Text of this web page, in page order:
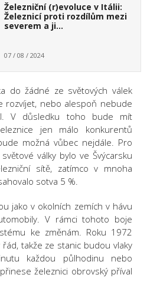
Železniční (r)evoluce v Itálii:
Železnicí proti rozdílům mezi
severem a ji…
07 / 08 / 2024
do žádné ze světových válek
rozvíjet, nebo alespoň nebude
V důsledku toho bude mít
jen málo konkurentů
možná vůbec nejdále. Pro
války bylo ve Švýcarsku
sítě, zatímco v mnoha
sotva 5 %.
jako v okolních zemích v hávu
V rámci tohoto boje
ke změnám. Roku 1972
takže ze stanic budou vlaky
každou půlhodinu nebo
železnici obrovský příval